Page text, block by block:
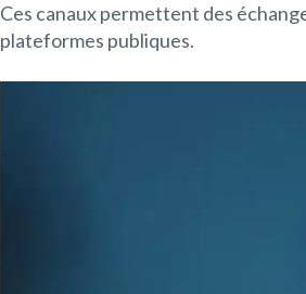
Ces canaux permettent des
plateformes publiques.